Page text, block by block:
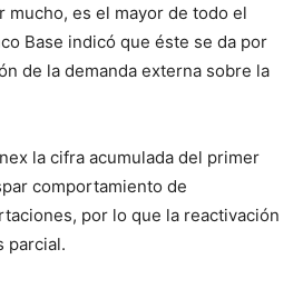
mucho, es el mayor de todo el
Base indicó que éste se da por
de la demanda externa sobre la
la cifra acumulada del primer
comportamiento de
por lo que la reactivación
parcial.